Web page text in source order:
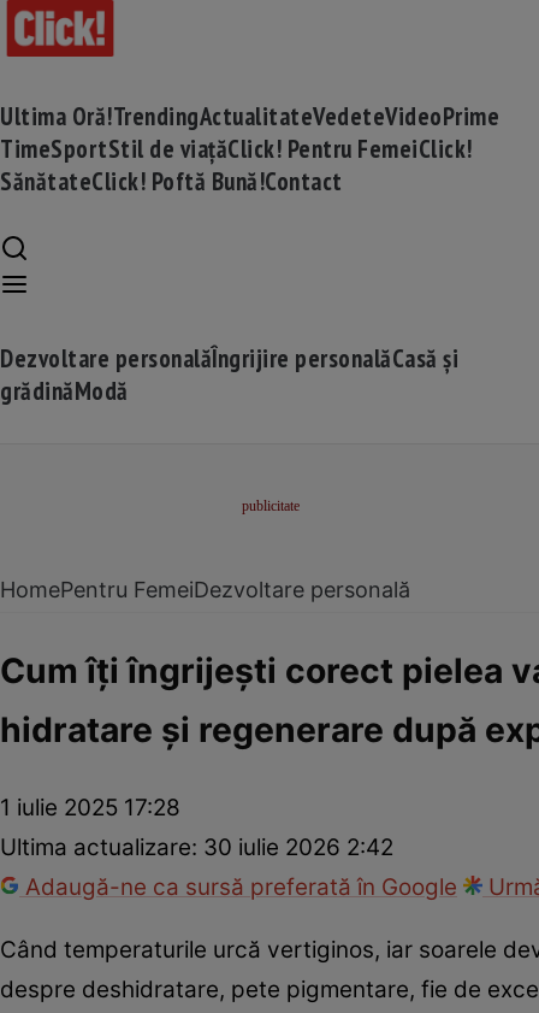
Ultima Oră!TrendingActualitateVedeteVideoPrime
TimeSportStil de viațăClick! Pentru FemeiClick!
SănătateClick! Poftă Bună!Contact
Dezvoltare personalăÎngrijire personalăCasă și
grădinăModă
HomePentru FemeiDezvoltare personală
Cum îți îngrijești corect pielea
hidratare și regenerare după
1 iulie 2025 17:28
Ultima actualizare: 30 iulie 2026 2:42
Adaugă-ne ca sursă preferată în Google
Când temperaturile urcă vertiginos, iar soarele
despre deshidratare, pete pigmentare, fie de